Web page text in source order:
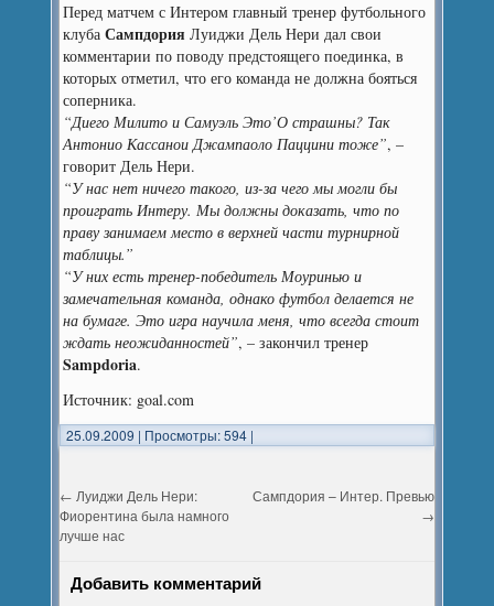
Перед матчем с Интером главный тренер футбольного
клубаСампдория Луиджи Дель Нери дал свои
комментарии по поводу предстоящего поединка, в
которых отметил, что его команда не должна бояться
соперника.
“Диего Милито и Самуэль Это’О страшны? Так
Антонио Кассанои Джампаоло Паццини тоже”, –
говорит Дель Нери.
“У нас нет ничего такого, из-за чего мы могли бы
проиграть Интеру. Мы должны доказать, что по
праву занимаем место в верхней части турнирной
таблицы.”
“У них есть тренер-победитель Моуринью и
замечательная команда, однако футбол делается не
на бумаге. Это игра научила меня, что всегда стоит
ждать неожиданностей”, – закончил тренер
Sampdoria.
Источник: goal.com
25.09.2009 | Просмотры: 594 |
← Луиджи Дель Нери:
Фиорентина была намного
лучше нас
Сампдория – Интер. Превью
→
Добавить комментарий